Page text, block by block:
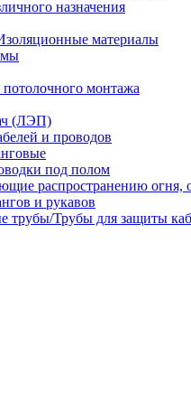
назначения
материалы
монтажа
(ЛЭП)
и проводов
под полом
распространению огня,
и рукавов
трубы/Трубы для защиты